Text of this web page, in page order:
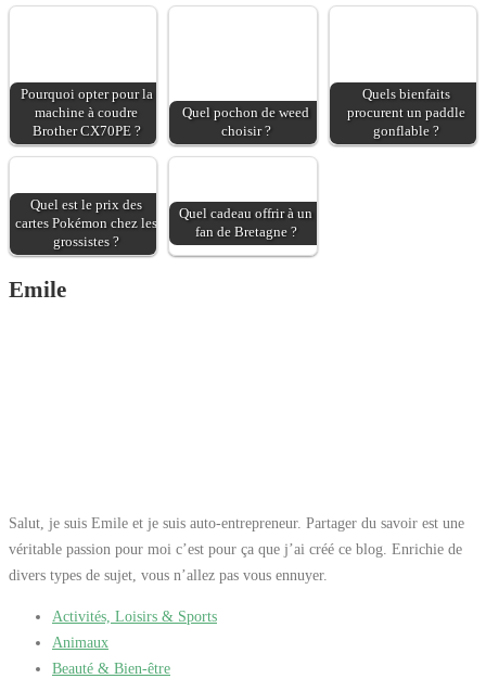
l'apercevront pas.
Pourquoi opter pour la
machine à coudre
Brother CX70PE ?
Quel pochon de weed
choisir ?
Quels bienfaits
procurent un paddle
gonflable ?
Quel est le prix des
cartes Pokémon chez les
grossistes ?
Quel cadeau offrir à un
fan de Bretagne ?
Emile
Salut, je suis Emile et je suis auto-entrepreneur. Partager du savoir est une
véritable passion pour moi c’est pour ça que j’ai créé ce blog. Enrichie de
divers types de sujet, vous n’allez pas vous ennuyer.
Activités, Loisirs & Sports
Animaux
Beauté & Bien-être